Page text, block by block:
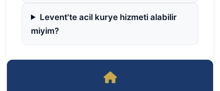
Levent'te acil kurye hizmeti alabilir
miyim?